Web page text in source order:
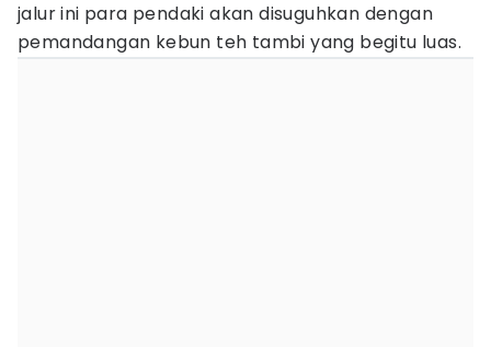
jalur ini para pendaki akan disuguhkan dengan
pemandangan kebun teh tambi yang begitu luas.